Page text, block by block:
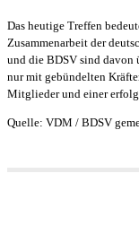
Das heutige Treffen
Zusammenarbeit der
und die BDSV sind davon
nur mit gebündelten
Mitglieder und einer
Quelle: VDM / BDSV